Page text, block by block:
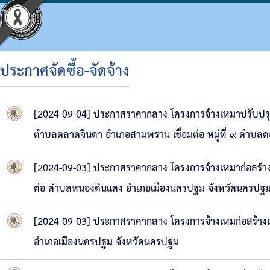
ข้อมูลพื้นฐาน
วิสัยทัศน์
อำนาจหน้าที่
โครงสร้างผู้บริหาร
โครงสร้างฝ่ายการเมือง
โครงสร้างส่วนราชการ
โครงสร้างโรงพยาบาลส่งเสริมสุขภาพตำบลใน
โครงสร้างการบริหารงาน
แผนพัฒนาท้องถิ่น
แผนดำเนินงาน
ผลการดำเนินงาน
รายงานติดตามผลการดำเนินการประจำปี รอบ
รายงานติดตามผลการดำเนินการประจำปี
เงินสะสม
รายงานความก้าวหน้าการจัดซื้อจัดจ้างหรือกา
สรุปผลการจัดซื้อจัดจ้างหรือการจัดหาพัสดุราย
รายงานผลการจัดซื้อจัดจ้างหรือการจัดหาพัสดุ
แผนการบริหารและพัฒนาบุคคล
รายงานผลการบริหารและพัฒนาทรัพยากรบุค
หลักเกณฑ์การบริหารทรัพยากรบุคคล
ข่าวประชาสัมพันธ์
ประชาสัมพันธ์สภา
มติที่ประชุมสภา
รายงานการประชุมสภา
ประกาศจัดซื้อจัดจ้าง
สรุปผลการจัดซื้อจัดจ้าง
แนวทางปฏิบัติเรื่องร้องเรียน
ประกาศเจตนารมณ์ นโยบาย No Gift Policy
แผนปฏิบัติการป้องกันการทุจริต
มาตรการส่งเสริมคุณธรรมและความโปร่งใสภ
รายงานผลการดำเนินการเพื่อส่งเสริมคุณธรร
รายงานผลการดำเนินการป้องกันการทุจริต
ประกาศจัดซื้อ-จัดจ้าง
[2024-09-04] ประกาศราคากลาง โครงการจ้างเหมาป
ตำบลตลาดจินดา อำเภอสามพราน เชื่อมต่อ หมู่ที่ ๙ ตำบล
[2024-09-03] ประกาศราคากลาง โครงการจ้างเหมาก่อ
ต่อ ตำบลหนองดินแดง อำเภอเมืองนครปฐม จังหวัดนครปฐ
[2024-09-03] ประกาศราคากลาง โครงการจ้างเหมก่อส
อำเภอเมืองนครปฐม จังหวัดนครปฐม